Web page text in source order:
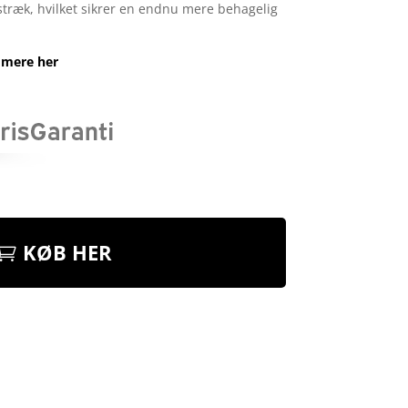
hvilket sikrer en endnu mere behagelig
her
KØB HER